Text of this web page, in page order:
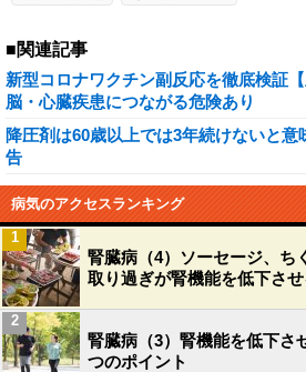
■関連記事
新型コロナワクチン副反応を徹底検証
脳・心臓疾患につながる危険あり
降圧剤は60歳以上では3年続けないと
告
病気のアクセスランキング
腎臓病（4）ソーセージ、ち
取り過ぎが腎機能を低下させ
1
腎臓病（3）腎機能を低下
つのポイント
2